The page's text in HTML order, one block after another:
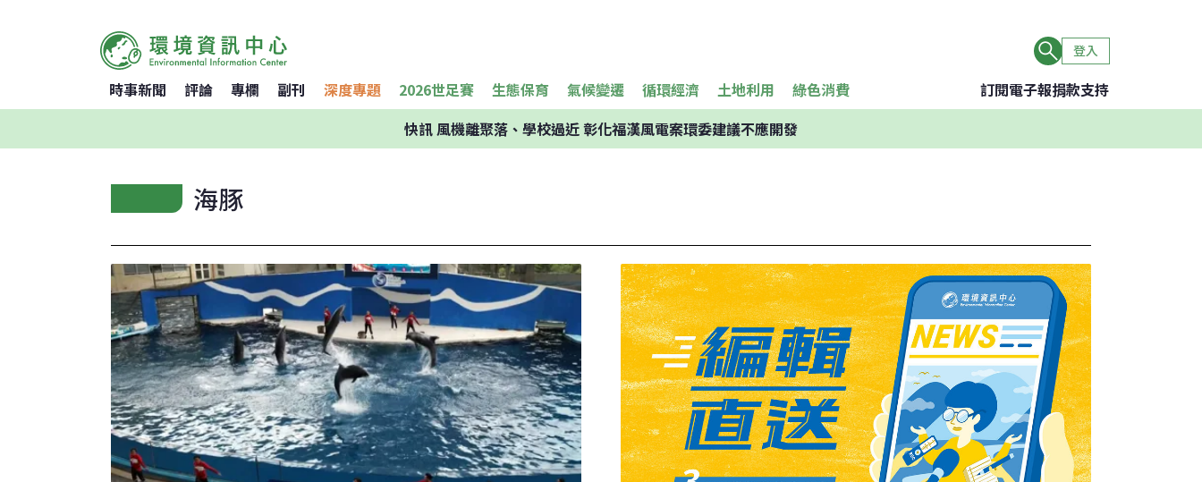
登入
時事新聞 評論 專欄 副刊 深度專題 2026世足賽 生態保育 氣候變遷 循環經濟 土地利用 綠色消費 訂閱電子報捐款支持
快訊風機離聚落、學校過近 彰化福漢風電案環委建議不應開發
海豚